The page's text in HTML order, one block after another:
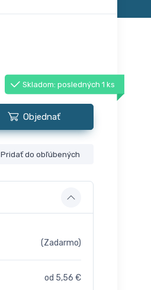
Skladom: posledných 1 ks
Objednať
Pridať do obľúbených
(Zadarmo)
od 5,56 €